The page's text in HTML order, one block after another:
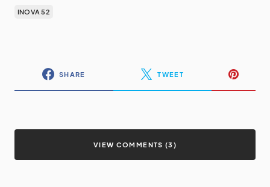
INOVA 52
SHARE TWEET
VIEW COMMENTS (3)